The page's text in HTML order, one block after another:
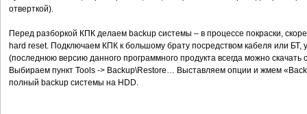
отверткой).
Перед разборкой КПК делаем backup системы – в процессе покраски,
hard reset. Подключаем КПК к большому брату посредством кабеля или БТ,
(последнюю версию данного программного продукта всегда можно скачать
Выбираем пункт Tools -> Backup\Restore… Выставляем опции и жмем
полный backup системы на HDD.